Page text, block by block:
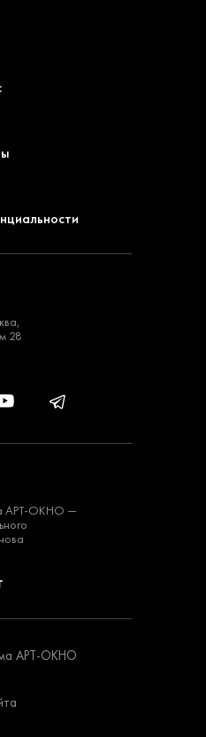
28
АРТ-ОКНО —
АРТ-ОКНО